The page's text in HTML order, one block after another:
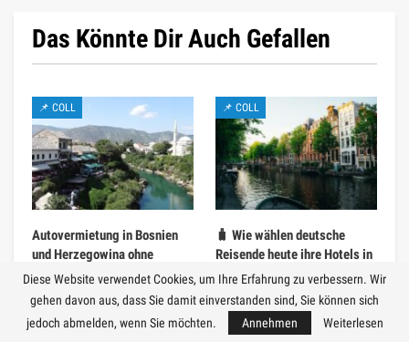
Das Könnte Dir Auch Gefallen
📌 COLL
Autovermietung in Bosnien
und Herzegowina ohne
Kaution: Was Touristen
wissen sollten
📌 COLL
🧳 Wie wählen deutsche
Reisende heute ihre Hotels in
Europa?
📌 COLL
Diese Website verwendet Cookies, um Ihre Erfahrung zu verbessern. Wir
gehen davon aus, dass Sie damit einverstanden sind, Sie können sich
jedoch abmelden, wenn Sie möchten.
Annehmen Weiterlesen